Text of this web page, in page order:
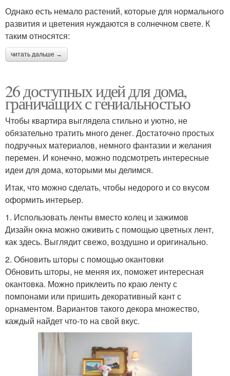
Однако есть немало растений, которые для нормального
развития и цветения нуждаются в солнечном свете. К
таким относятся:
читать дальше →
26 доступных идей для дома,
граничащих с гениальностью
Чтобы квартира выглядела стильно и уютно, не
обязательно тратить много денег. Достаточно простых
подручных материалов, немного фантазии и желания
перемен. И конечно, можно подсмотреть интересные
идеи для дома, которыми мы делимся.
Итак, что можно сделать, чтобы недорого и со вкусом
оформить интерьер.
1. Использовать ленты вместо колец и зажимов
Дизайн окна можно оживить с помощью цветных лент,
как здесь. Выглядит свежо, воздушно и оригинально.
2. Обновить шторы с помощью окантовки
Обновить шторы, не меняя их, поможет интересная
окантовка. Можно приклеить по краю ленту с
помпонами или пришить декоративный кант с
орнаментом. Вариантов такого декора множество,
каждый найдет что-то на свой вкус.